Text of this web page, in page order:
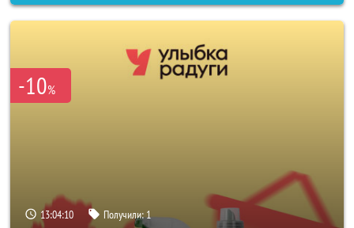
-10%
13:04:10 Получили:1